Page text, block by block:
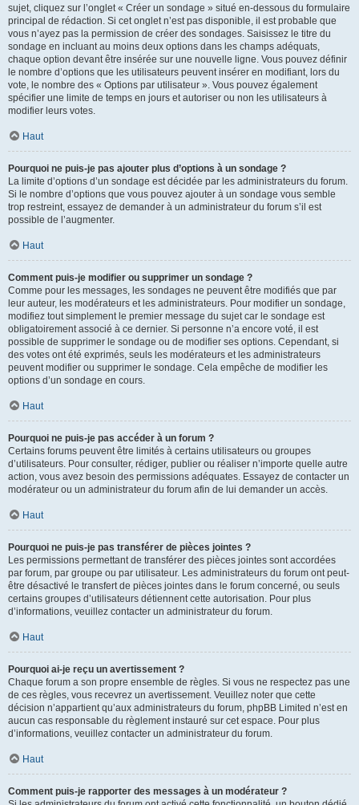
sujet, cliquez sur l’onglet « Créer un sondage » situé en-dessous du formulaire
principal de rédaction. Si cet onglet n’est pas disponible, il est probable que
vous n’ayez pas la permission de créer des sondages. Saisissez le titre du
sondage en incluant au moins deux options dans les champs adéquats,
chaque option devant être insérée sur une nouvelle ligne. Vous pouvez définir
le nombre d’options que les utilisateurs peuvent insérer en modifiant, lors du
vote, le nombre des « Options par utilisateur ». Vous pouvez également
spécifier une limite de temps en jours et autoriser ou non les utilisateurs à
modifier leurs votes.
Haut
Pourquoi ne puis-je pas ajouter plus d’options à un sondage ?
La limite d’options d’un sondage est décidée par les administrateurs du forum.
Si le nombre d’options que vous pouvez ajouter à un sondage vous semble
trop restreint, essayez de demander à un administrateur du forum s’il est
possible de l’augmenter.
Haut
Comment puis-je modifier ou supprimer un sondage ?
Comme pour les messages, les sondages ne peuvent être modifiés que par
leur auteur, les modérateurs et les administrateurs. Pour modifier un sondage,
modifiez tout simplement le premier message du sujet car le sondage est
obligatoirement associé à ce dernier. Si personne n’a encore voté, il est
possible de supprimer le sondage ou de modifier ses options. Cependant, si
des votes ont été exprimés, seuls les modérateurs et les administrateurs
peuvent modifier ou supprimer le sondage. Cela empêche de modifier les
options d’un sondage en cours.
Haut
Pourquoi ne puis-je pas accéder à un forum ?
Certains forums peuvent être limités à certains utilisateurs ou groupes
d’utilisateurs. Pour consulter, rédiger, publier ou réaliser n’importe quelle autre
action, vous avez besoin des permissions adéquates. Essayez de contacter un
modérateur ou un administrateur du forum afin de lui demander un accès.
Haut
Pourquoi ne puis-je pas transférer de pièces jointes ?
Les permissions permettant de transférer des pièces jointes sont accordées
par forum, par groupe ou par utilisateur. Les administrateurs du forum ont peut-
être désactivé le transfert de pièces jointes dans le forum concerné, ou seuls
certains groupes d’utilisateurs détiennent cette autorisation. Pour plus
d’informations, veuillez contacter un administrateur du forum.
Haut
Pourquoi ai-je reçu un avertissement ?
Chaque forum a son propre ensemble de règles. Si vous ne respectez pas une
de ces règles, vous recevrez un avertissement. Veuillez noter que cette
décision n’appartient qu’aux administrateurs du forum, phpBB Limited n’est en
aucun cas responsable du règlement instauré sur cet espace. Pour plus
d’informations, veuillez contacter un administrateur du forum.
Haut
Comment puis-je rapporter des messages à un modérateur ?